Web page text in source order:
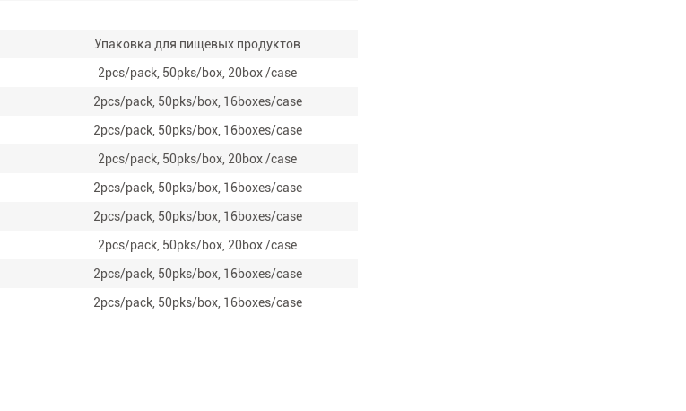
Упаковка для пищевых продуктов
2pcs/pack, 50pks/box, 20box /case
2pcs/pack, 50pks/box, 16boxes/case
2pcs/pack, 50pks/box, 16boxes/case
2pcs/pack, 50pks/box, 20box /case
2pcs/pack, 50pks/box, 16boxes/case
2pcs/pack, 50pks/box, 16boxes/case
2pcs/pack, 50pks/box, 20box /case
2pcs/pack, 50pks/box, 16boxes/case
2pcs/pack, 50pks/box, 16boxes/case